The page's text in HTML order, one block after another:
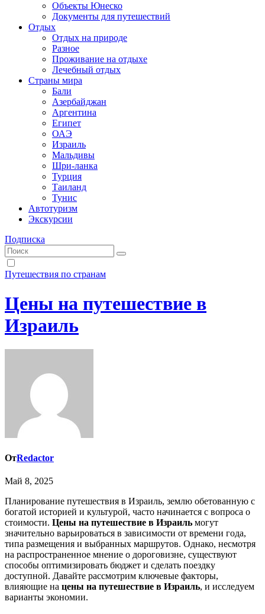
Объекты Юнеско
Документы для путешествий
Отдых
Отдых на природе
Разное
Проживание на отдыхе
Лечебный отдых
Страны мира
Бали
Азербайджан
Аргентина
Египет
ОАЭ
Израиль
Мальдивы
Шри-ланка
Турция
Таиланд
Тунис
Автотуризм
Экскурсии
Подписка
Путешествия по странам
Цены на путешествие в
Израиль
ОтRedactor
Май 8, 2025
Планирование путешествия в Израиль, землю обетованную с
богатой историей и культурой, часто начинается с вопроса о
стоимости. Цены на путешествие в Израиль могут
значительно варьироваться в зависимости от времени года,
типа размещения и выбранных маршрутов. Однако, несмотря
на распространенное мнение о дороговизне, существуют
способы оптимизировать бюджет и сделать поездку
доступной. Давайте рассмотрим ключевые факторы,
влияющие на цены на путешествие в Израиль, и исследуем
варианты экономии.